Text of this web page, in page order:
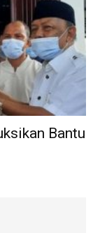
Bantu